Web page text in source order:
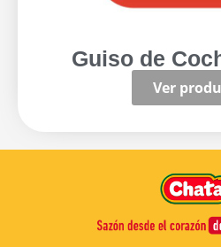
Guiso de
Ver